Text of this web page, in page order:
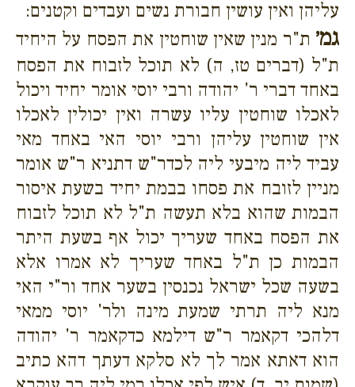
עליהן ואין עושין חבורת נשים ועבדים וקטנים:
גמ׳ ת"ר מנין שאין שוחטין את הפסח על היחיד
ת"ל (דברים טז, ה) לא תוכל לזבוח את הפסח
באחד דברי ר' יהודה ורבי יוסי אומר יחיד ויכול
לאכלו שוחטין עליו עשרה ואין יכולין לאכלו
אין שוחטין עליהן ורבי יוסי האי באחד מאי
עביד ליה מיבעי ליה לכדר"ש דתניא ר"ש אומר
מניין לזובח את פסחו בבמת יחיד בשעת איסור
הבמות שהוא בלא תעשה ת"ל לא תוכל לזבוח
את הפסח באחד שעריך יכול אף בשעת היתר
הבמות כן ת"ל באחד שעריך לא אמרו אלא
בשעה שכל ישראל נכנסין בשער אחד ור"י האי
מנא ליה תרתי שמעת מינה ולר' יוסי ממאי
דלהכי דקאמר ר"ש דילמא כדקאמר ר' יהודה
הוא דאתא אמר לך לא סלקא דעתך דהא כתיב